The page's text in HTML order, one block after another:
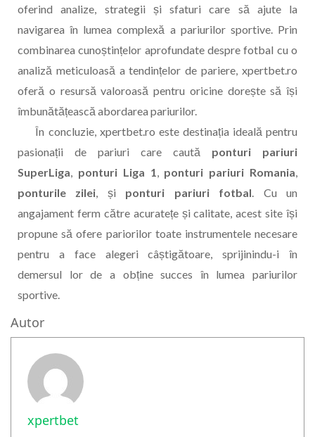
oferind analize, strategii și sfaturi care să ajute la
navigarea în lumea complexă a pariurilor sportive. Prin
combinarea cunoștințelor aprofundate despre fotbal cu o
analiză meticuloasă a tendințelor de pariere, xpertbet.ro
oferă o resursă valoroasă pentru oricine dorește să își
îmbunătățească abordarea pariurilor.
În concluzie, xpertbet.ro este destinația ideală pentru
pasionații de pariuri care caută ponturi pariuri
SuperLiga, ponturi Liga 1, ponturi pariuri Romania,
ponturile zilei, și ponturi pariuri fotbal. Cu un
angajament ferm către acuratețe și calitate, acest site își
propune să ofere pariorilor toate instrumentele necesare
pentru a face alegeri câștigătoare, sprijinindu-i în
demersul lor de a obține succes în lumea pariurilor
sportive.
Autor
xpertbet